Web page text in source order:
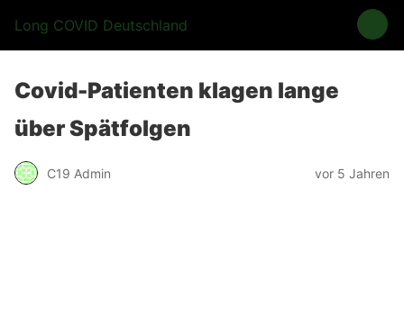
Long COVID Deutschland
Covid-Patienten klagen lange
über Spätfolgen
C19 Admin vor 5 Jahren